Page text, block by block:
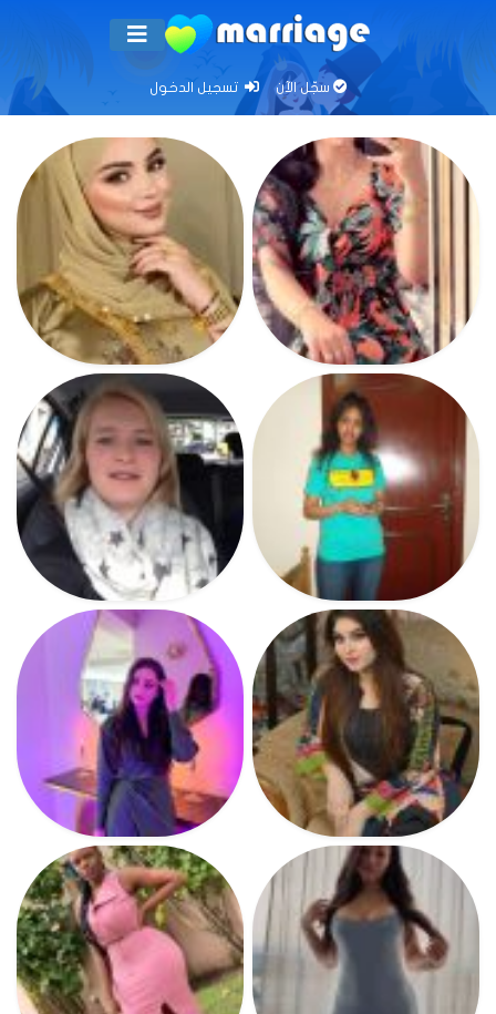
سجّل الآن تسجيل الدخول